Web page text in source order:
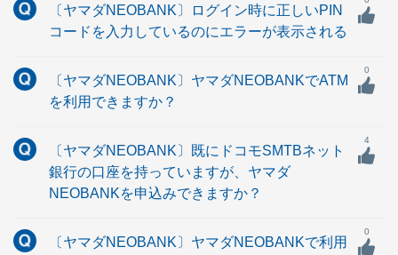
〔ヤマダNEOBANK〕ログイン時に正しいPIN
コードを入力しているのにエラーが表示される
〔ヤマダNEOBANK〕ヤマダNEOBANKでATM
を利用できますか？
0
〔ヤマダNEOBANK〕既にドコモSMTBネット
銀行の口座を持っていますが、ヤマダ
NEOBANKを申込みできますか？
4
〔ヤマダNEOBANK〕ヤマダNEOBANKで利用
0